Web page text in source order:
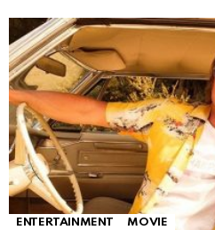
ENTERTAINMENT MOVIE